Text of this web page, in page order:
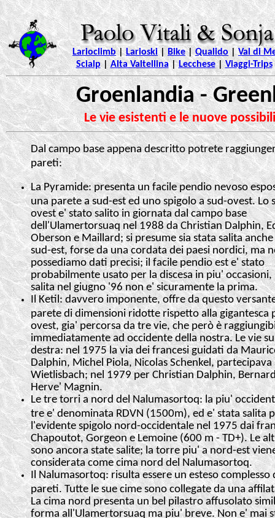
Larioclimb|Larioski| Bike|Qualido |Val di
Scialp|Alta Valtellina| Lecchese|Viaggi-Trips
Groenlandia -
Le vie esistenti e le nuove
Dal campo base appena descritto potrete
pareti:
La Pyramide: presenta un facile pendio nevoso
una parete a sud-est ed uno spigolo a sud-ovest. Lo
ovest e' stato salito in giornata dal campo base
dell'Ulamertorsuaq nel 1988 da Christian Dalphin,
Oberson e Maillard; si presume sia stata salita
sud-est, forse da una cordata dei paesi nordici, ma
possediamo dati precisi; il facile pendio est e' stato
probabilmente usato per la discesa in piu' occasioni,
salita nel giugno '96 non e' sicuramente la prima.
Il Ketil: davvero imponente, offre da questo
parete di dimensioni ridotte rispetto alla gigantesca
ovest, gia' percorsa da tre vie, che però è
immediatamente ad occidente della nostra. Le vie
destra: nel 1975 la via dei francesi guidati da
Dalphin, Michel Piola, Nicolas Schenkel,
Wietlisbach; nel 1979 per Christian Dalphin,
Herve' Magnin.
Le tre torri a nord del Nalumasortoq: la piu'
tre e' denominata RDVN (1500m), ed e' stata salita
l'evidente spigolo nord-occidentale nel 1975 dai
Chapoutot, Gorgeon e Lemoine (600 m - TD+). Le
sono ancora state salite; la torre piu' a nord-est
considerata come cima nord del Nalumasortoq.
Il Nalumasortoq: risulta essere un esteso complesso
pareti. Tutte le sue cime sono collegate da una
La cima nord presenta un bel pilastro affusolato
forma all'Ulamertorsuaq ma piu' breve. Non e' mai